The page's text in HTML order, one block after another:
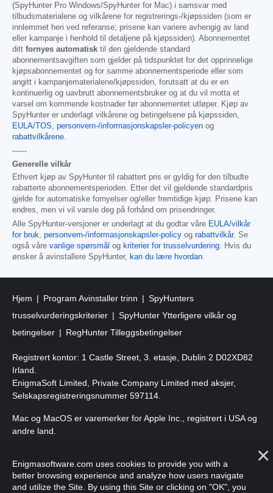
(SpyHunter Pro Windows/SpyHunter for Mac) i samsvar med
tilbudsmaterialene og vilkårene for registrerings-/kjøpssiden (som er
innlemmet heri ved referanse; prisene kan variere avhengig av land
eller kampanje i henhold til detaljene på kjøpssiden). Abonnementet
ditt fornyes automatisk til den gjeldende standard
abonnementsavgiften som gjelder på tidspunktet for det opprinnelige
kjøpsabonnementet og for samme abonnementsperiode eller som
angitt i kampanjematerialene/kjøpssiden, forutsatt at du er en
kontinuerlig og uavbrutt abonnementsbruker og at du vil motta et
varsel om kommende kostnader før abonnementet utløper. Kjøp av
SpyHunter er underlagt vilkårene og betingelsene på kjøpssiden,
EULA/TOS
personvern-/informasjonskapsler-policyen og
rabattvilkårene
------
Generelle vilkår
Ethvert kjøp av SpyHunter til rabattert pris er gyldig for den tilbudte
rabatterte abonnementsperioden. Etter det vil gjeldende standardpris
gjelde for automatiske fornyelser og/eller fremtidige kjøp. Prisene kan
endres, men vi vil varsle deg på forhånd om prisendringer.
Alle SpyHunter-versjoner er underlagt at du godtar våre EULA/vilkår
for bruk
personvern-/informasjonskapsler-policy og rabattvilkår. Se
også våre vanlige spørsmål og kriterier for trusselvurdering . Hvis du
ønsker å avinstallere SpyHunter,
kan du lære hvordan
Hjem Program Avinstaller trinn
SpyHunters
trusselvurderingskriterier
SpyHunter Ytterligere vilkår og
betingelser
RegHunter Tilleggsbetingelser
Registrert kontor: 1 Castle Street, 3. etasje, Dublin 2 D02XD82
Irland.
EnigmaSoft Limited, Private Company Limited med aksjer,
Selskapsregistreringsnummer 597114.
Mac og MacOS er varemerker for Apple Inc., registrert i USA og
andre land.
forbeholdt.
Enigmasoftware.com uses cookies to provide you with a
better browsing experience and analyze how users navigate
and utilize the Site. By using this Site or clicking on "OK", you